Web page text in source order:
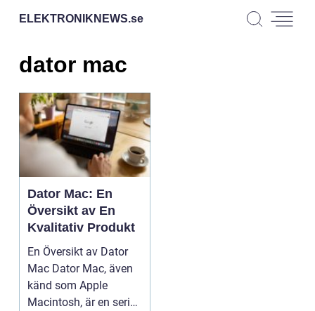
ELEKTRONIKNEWS.se
dator mac
Dator Mac: En
Översikt av En
Kvalitativ Produkt
En Översikt av Dator
Mac Dator Mac, även
känd som Apple
Macintosh, är en serie